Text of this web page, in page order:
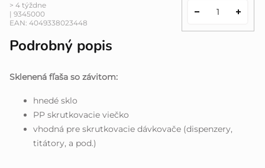
> 4 týždne
| 9345000
EAN: 4049338023448
Podrobný popis
Sklenená fľaša so závitom:
hnedé sklo
PP skrutkovacie viečko
vhodná pre skrutkovacie dávkovače (dispenzery,
titátory, a pod.)